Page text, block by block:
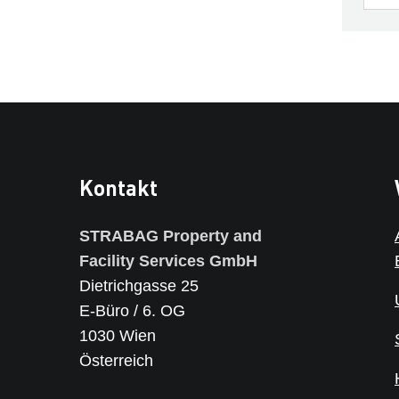
Kontakt
STRABAG Property and
Facility Services GmbH
Dietrichgasse 25
E-Büro / 6. OG
1030 Wien
Österreich